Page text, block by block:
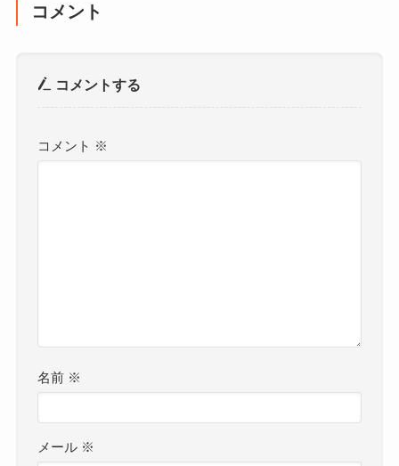
コメント
コメントする
コメント ※
名前 ※
メール ※